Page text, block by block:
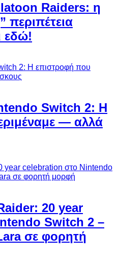
Raiders: η
περιπέτεια
εδώ!
Switch 2: Η
— αλλά
20 year
Switch 2 –
σε φορητή